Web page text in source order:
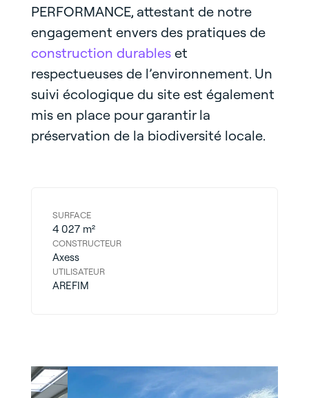
PERFORMANCE, attestant de notre
engagement envers des pratiques de
construction durableset
respectueuses de l’environnement. Un
suivi écologique du site est également
mis en place pour garantir la
préservation de la biodiversité locale.
SURFACE
4 027 m²
CONSTRUCTEUR
Axess
UTILISATEUR
AREFIM